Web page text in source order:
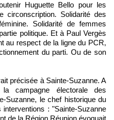
Huguette Bello pour les
circonscription. Solidarité des
Solidarité de femmes
politique. Et à Paul Vergès
au respect de la ligne du PCR,
du parti. Ou de son
précisée à Sainte-Suzanne. A
campagne électorale des
Suzanne, le chef historique du
: "Sainte-Suzanne